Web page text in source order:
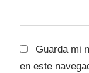
Guarda mi
en este